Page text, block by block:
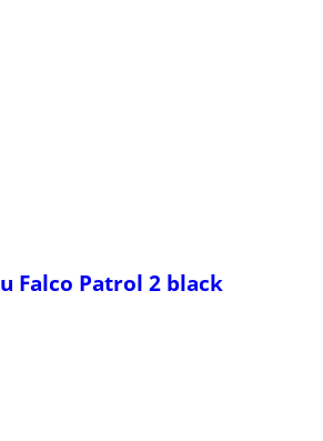
Falco Patrol 2 black